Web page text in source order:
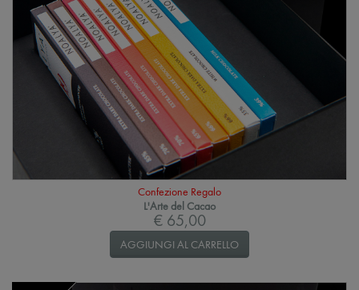
Confezione Regalo
L'Arte del Cacao
€ 65,00
AGGIUNGI AL CARRELLO